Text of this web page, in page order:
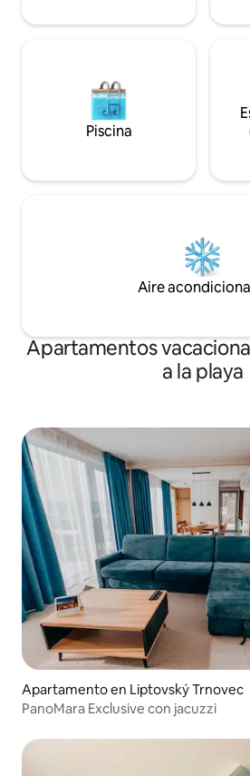
Piscina
Aire
Apartamentos
a la playa
Apartamento en Liptovský Trnovec
PanoMara Exclusive con jacuzzi